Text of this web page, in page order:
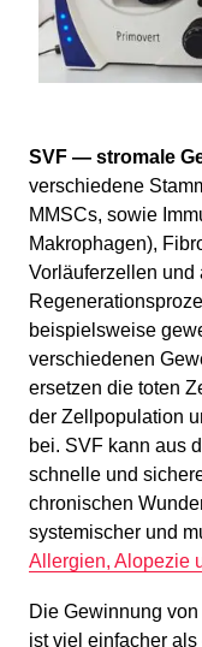
SVF — stromale
verschiedene
MMSCs, sowie
Makrophagen),
Vorläuferzellen und
beispielsweise
verschiedenen
ersetzen die toten
der Zellpopulation
bei. SVF kann aus
schnelle und
chronischen
systemischer und
Allergien, Alopezie
Die Gewinnung
ist viel einfacher